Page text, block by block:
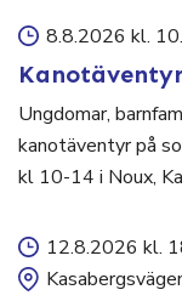
8.8.2026 kl.
Ungdomar,
kanotäventyr på
kl 10-14 i Noux,
12.8.2026 kl.